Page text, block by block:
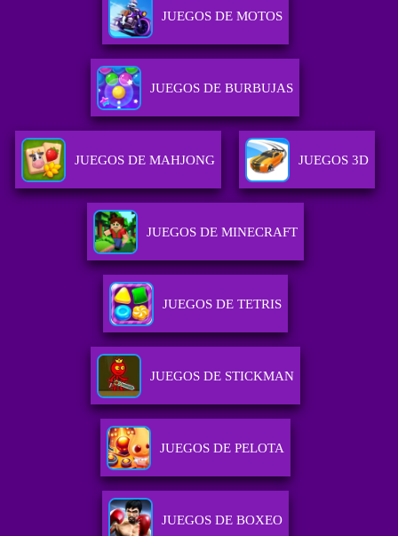
JUEGOS DE MOTOS
JUEGOS DE BURBUJAS
JUEGOS DE MAHJONG JUEGOS 3D
JUEGOS DE MINECRAFT
JUEGOS DE TETRIS
JUEGOS DE STICKMAN
JUEGOS DE PELOTA
JUEGOS DE BOXEO